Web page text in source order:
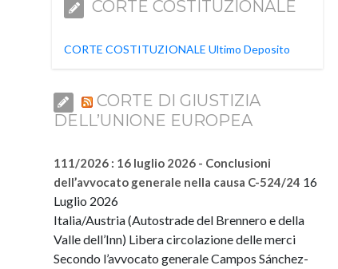
CORTE COSTITUZIONALE
CORTE COSTITUZIONALE Ultimo Deposito
CORTE DI GIUSTIZIA
DELL’UNIONE EUROPEA
111/2026 : 16 luglio 2026 - Conclusioni
dell’avvocato generale nella causa C-524/24 16
Luglio 2026
Italia/Austria (Autostrade del Brennero e della
Valle dell’Inn) Libera circolazione delle merci
Secondo l’avvocato generale Campos Sánchez-